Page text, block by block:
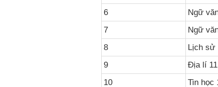
6
Ngữ
7
Ngữ
8
Lịch sử
9
Địa lí
10
Tin học